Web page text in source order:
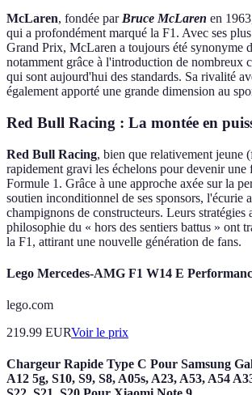
McLaren, fondée par Bruce McLaren en
qui a profondément marqué la F1. Avec ses
Grand Prix, McLaren a toujours été synonyme
notamment grâce à l'introduction de nombreux
qui sont aujourd'hui des standards. Sa rivalité
également apporté une grande dimension au
Red Bull Racing : La montée en
Red Bull Racing, bien que relativement jeune
rapidement gravi les échelons pour devenir une
Formule 1. Grâce à une approche axée sur la
soutien inconditionnel de ses sponsors, l'écurie
champignons de constructeurs. Leurs stratégies
philosophie du « hors des sentiers battus » ont
la F1, attirant une nouvelle génération de fans.
Lego Mercedes-AMG F1 W14 E
lego.com
219.99 EURVoir le prix
Chargeur Rapide Type C Pour Samsung
A12 5g, S10, S9, S8, A05s, A23, A53, A54